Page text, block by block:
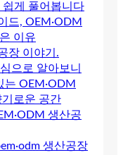
게 풀어봅니다
드, OEM·ODM
이유
장 이야기.
으로 알아보니
OEM·ODM
로운 공간
생산공
생산공장